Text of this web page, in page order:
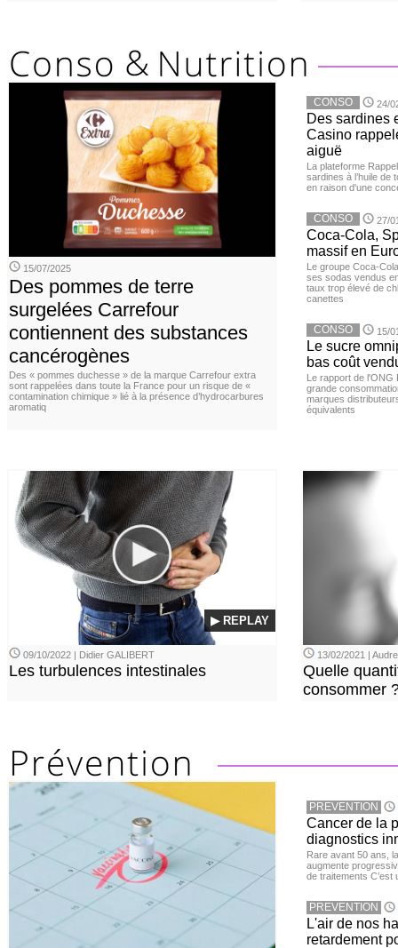
15/07/2025
Des pommes de terre
surgelées Carrefour
contiennent des substances
cancérogènes
Des « pommes duchesse » de la marque Carrefour extra
sont rappelées dans toute la France pour un risque de «
contamination chimique » lié à la présence d’hydrocarbures
aromatiq
CONSO 24/
Des sardines
Casino
aiguë
La plateforme
sardines à l’huile de
en raison d'une
CONSO 27/
Coca-Cola,
massif en
Le groupe Coca-
ses sodas vendus
taux trop élevé de
canettes
CONSO 15/
Le sucre
bas coût
Le rapport de l'ONG
grande
marques
équivalents
▶ REPLAY
09/10/2022 | Didier GALIBERT
Les turbulences intestinales
13/02/2021 |
Quelle
consommer
PREVENTION
Cancer de la
diagnostics
Rare avant 50 ans,
augmente
de traitements
PREVENTION
L'air de nos
retardement